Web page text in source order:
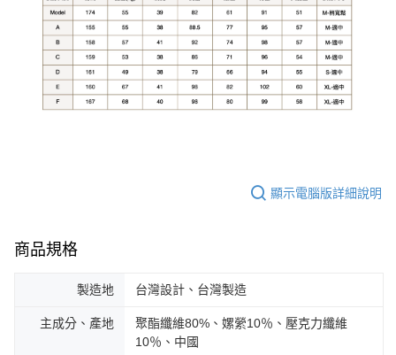
顯示電腦版詳細說明
商品規格
製造地 台灣設計、台灣製造
主成分、產地
聚酯纖維80%、嫘縈10％、壓克力纖維
10％、中國